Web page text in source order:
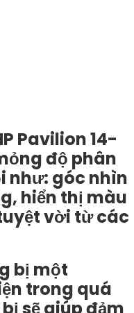
Pavilion 14-
độ phân
như: góc nhìn
hiển thị màu
vời từ các
bị một
trong quá